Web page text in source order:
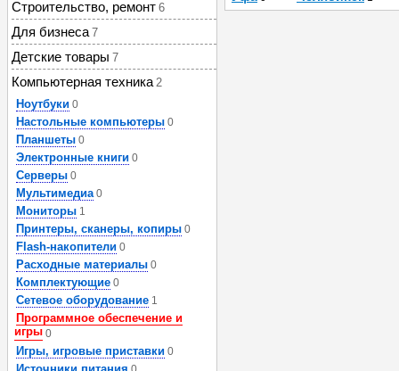
Строительство, ремонт 6
Для бизнеса 7
Детские товары 7
Компьютерная техника 2
Ноутбуки 0
Настольные компьютеры 0
Планшеты 0
Электронные книги 0
Серверы 0
Мультимедиа 0
Мониторы 1
Принтеры, сканеры, копиры 0
Flash-накопители 0
Расходные материалы 0
Комплектующие 0
Сетевое оборудование 1
Программное обеспечение и
игры 0
Игры, игровые приставки 0